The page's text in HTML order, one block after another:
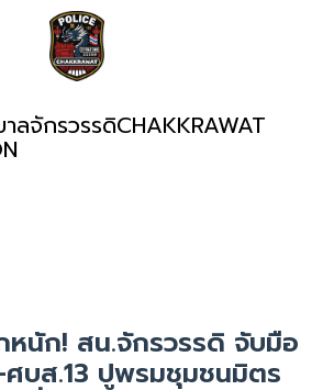
ลจักรวรรดิCHAKKRAWAT
นัก! สน.จักรวรรดิ จับมือ
ศบส.13 ปูพรมชุมชนมิตร